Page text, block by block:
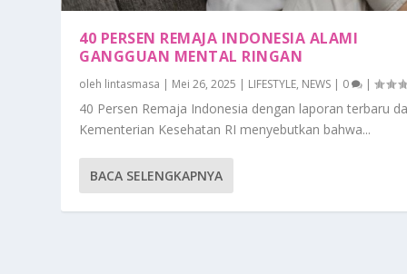
40 PERSEN REMAJA INDONESIA ALAMI
GANGGUAN MENTAL RINGAN
oleh lintasmasa | Mei 26, 2025 | LIFESTYLE, NEWS | 0 |
40 Persen Remaja Indonesia dengan laporan terbaru
Kementerian Kesehatan RI menyebutkan bahwa...
BACA SELENGKAPNYA